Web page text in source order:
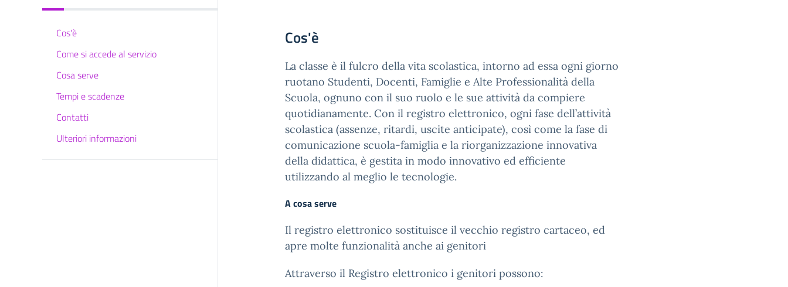
Cos'è
Come si accede al servizio
Cosa serve
Tempi e scadenze
Contatti
Ulteriori informazioni
Cos'è
La classe è il fulcro della vita scolastica, intorno ad essa ogni giorno
ruotano Studenti, Docenti, Famiglie e Alte Professionalità della
Scuola, ognuno con il suo ruolo e le sue attività da compiere
quotidianamente. Con il registro elettronico, ogni fase dell’attività
scolastica (assenze, ritardi, uscite anticipate), così come la fase di
comunicazione scuola-famiglia e la riorganizzazione innovativa
della didattica, è gestita in modo innovativo ed efficiente
utilizzando al meglio le tecnologie.
A cosa serve
Il registro elettronico sostituisce il vecchio registro cartaceo, ed
apre molte funzionalità anche ai genitori
Attraverso il Registro elettronico i genitori possono: